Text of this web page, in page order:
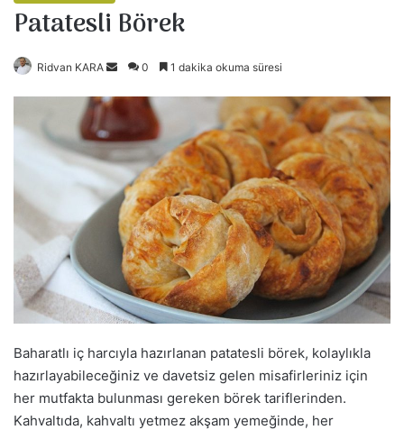
Patatesli Börek
Ridvan KARA
e
-
o
s
t
a
ö
n
d
e
r
m
0 1 dakika okuma süresi
Baharatlı iç harcıyla hazırlanan patatesli börek, kolaylıkla
hazırlayabileceğiniz ve davetsiz gelen misafirleriniz için
her mutfakta bulunması gereken börek tariflerinden.
Kahvaltıda, kahvaltı yetmez akşam yemeğinde, her